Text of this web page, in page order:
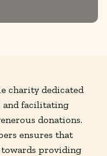
charity dedicated
and facilitating
donations.
ensures that
providing